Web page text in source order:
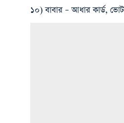
১০) বাবার – আধার কার্ড,